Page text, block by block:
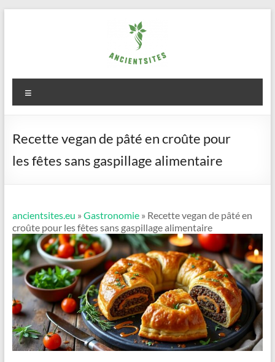
ancientsites.eu
Recette vegan de pâté en croûte pour
les fêtes sans gaspillage alimentaire
ancientsites.eu » Gastronomie» Recette vegan de pâté en
croûte pour les fêtes sans gaspillage alimentaire